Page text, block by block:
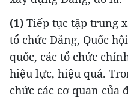
(1) Tiếp tục tập trung
tổ chức Đảng, Quốc
quốc, các tổ chức
hiệu lực, hiệu quả.
chức các cơ quan của